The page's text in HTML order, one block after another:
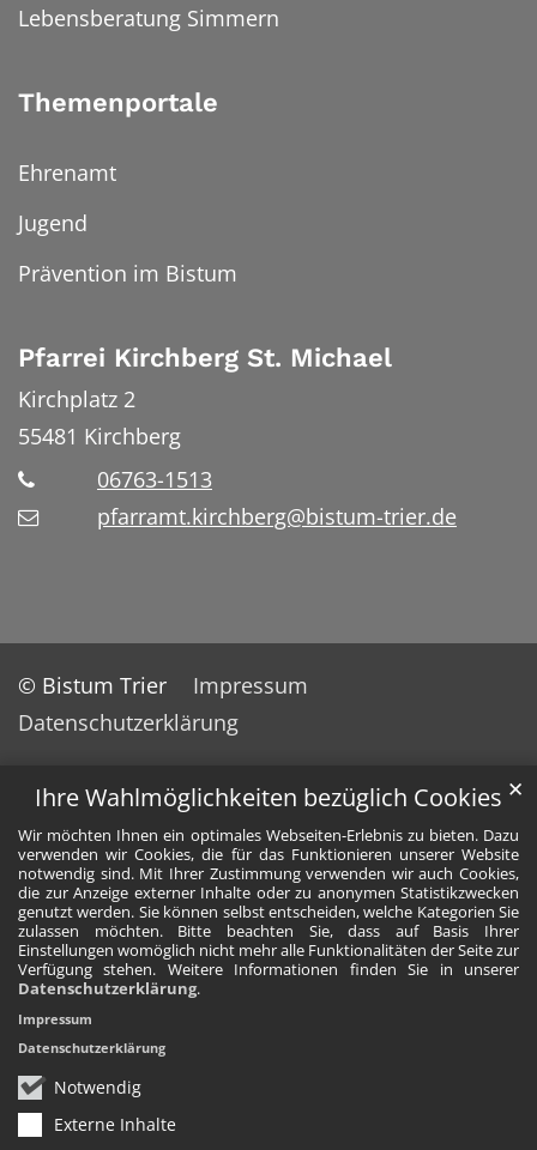
Ihre Wahlmöglichkeiten bezüglich Cookies
Wir möchten Ihnen ein optimales Webseiten-Erlebnis zu bieten. Dazu
verwenden wir Cookies, die für das Funktionieren unserer Website
notwendig sind. Mit Ihrer Zustimmung verwenden wir auch Cookies,
die zur Anzeige externer Inhalte oder zu anonymen Statistikzwecken
genutzt werden. Sie können selbst entscheiden, welche Kategorien Sie
zulassen möchten. Bitte beachten Sie, dass auf Basis Ihrer
Einstellungen womöglich nicht mehr alle Funktionalitäten der Seite zur
Verfügung stehen. Weitere Informationen finden Sie in unserer
Datenschutzerklärung.
Notwendig
Externe Inhalte
✕
Impressum
Datenschutzerklärung
Lebensberatung Simmern
Themenportale
Ehrenamt
Jugend
Prävention im Bistum
Pfarrei Kirchberg St. Michael
Kirchplatz 2
55481 Kirchberg
06763-1513
pfarramt.kirchberg@bistum-trier.de
© Bistum Trier
Impressum
Datenschutzerklärung